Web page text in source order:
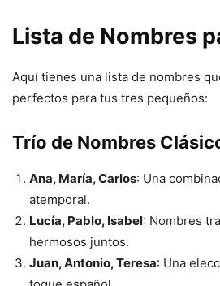
Lista de Nombres
Aquí tienes una lista de nombres
perfectos para tus tres pequeños:
Trío de Nombres
Ana, María, Carlos: Una
atemporal.
Lucía, Pablo, Isabel: Nombres
hermosos juntos.
Juan, Antonio, Teresa: Una